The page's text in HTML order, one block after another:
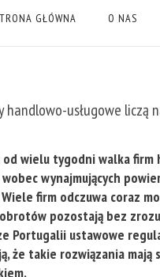
GŁÓWNA O NAS
handlowo-usługowe liczą
od wielu tygodni walka
wynajmujących
firm odczuwa coraz
pozostają bez
Portugalii ustawowe
że takie rozwiązania